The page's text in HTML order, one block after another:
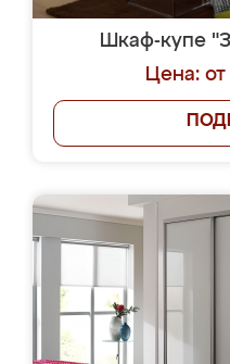
Шкаф-купе
Цена: